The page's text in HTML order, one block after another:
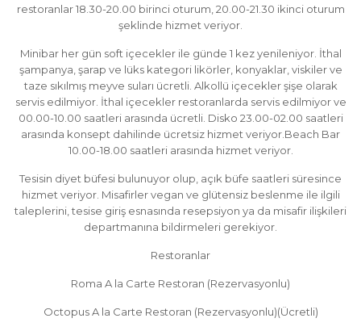
restoranlar 18.30-20.00 birinci oturum, 20.00-21.30 ikinci oturum
şeklinde hizmet veriyor.
Minibar her gün soft içecekler ile günde 1 kez yenileniyor. İthal
şampanya, şarap ve lüks kategori likörler, konyaklar, viskiler ve
taze sıkılmış meyve suları ücretli. Alkollü içecekler şişe olarak
servis edilmiyor. İthal içecekler restoranlarda servis edilmiyor ve
00.00-10.00 saatleri arasında ücretli. Disko 23.00-02.00 saatleri
arasında konsept dahilinde ücretsiz hizmet veriyor.Beach Bar
10.00-18.00 saatleri arasında hizmet veriyor.
Tesisin diyet büfesi bulunuyor olup, açık büfe saatleri süresince
hizmet veriyor. Misafirler vegan ve glütensiz beslenme ile ilgili
taleplerini, tesise giriş esnasında resepsiyon ya da misafir ilişkileri
departmanına bildirmeleri gerekiyor.
Restoranlar
Roma A la Carte Restoran (Rezervasyonlu)
Octopus A la Carte Restoran (Rezervasyonlu)(Ücretli)